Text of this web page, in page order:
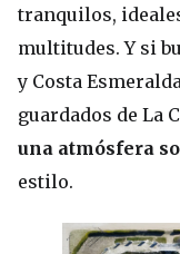
tranquilos,
multitudes. Y si
y Costa
guardados de La
una atmósfera
estilo.